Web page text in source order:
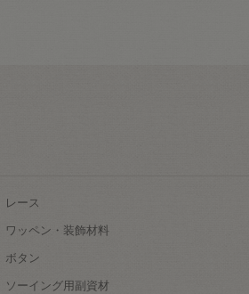
レース
ワッペン・装飾材料
ボタン
ソーイング用副資材